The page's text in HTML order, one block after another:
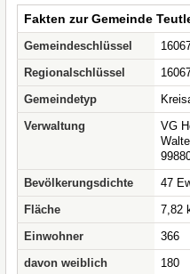
Fakten zur Gemeinde
Gemeindeschlüssel
Regionalschlüssel
Gemeindetyp
Verwaltung
VG
Bevölkerungsdichte
47
Fläche
7,82
Einwohner
366
davon weiblich
180